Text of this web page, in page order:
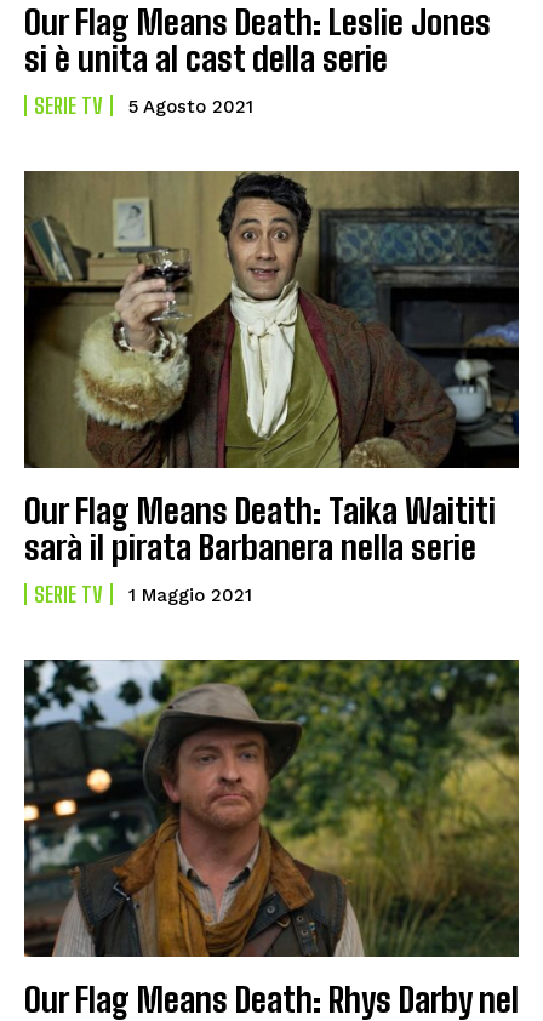
Our Flag Means Death: Leslie Jones
si è unita al cast della serie
SERIE TV 5 Agosto 2021
Our Flag Means Death: Taika Waititi
sarà il pirata Barbanera nella serie
SERIE TV 1 Maggio 2021
Our Flag Means Death: Rhys Darby nel